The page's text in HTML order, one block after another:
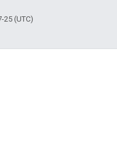
25 (UTC)